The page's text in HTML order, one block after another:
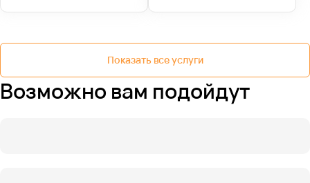
Показать все услуги
Возможно вам подойдут